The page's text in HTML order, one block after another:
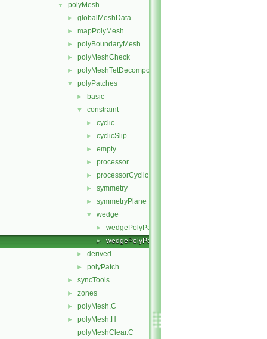
▼ polyMesh
► globalMeshData
► mapPolyMesh
► polyBoundaryMesh
► polyMeshCheck
► polyMeshTetDecomposition
▼ polyPatches
► basic
▼ constraint
► cyclic
► cyclicSlip
► empty
► processor
► processorCyclic
► symmetry
► symmetryPlane
▼ wedge
► wedgePolyPatch.C
► wedgePolyPatch.H
► derived
► polyPatch
► syncTools
► zones
► polyMesh.C
►
polyMesh.H
polyMeshClear.C